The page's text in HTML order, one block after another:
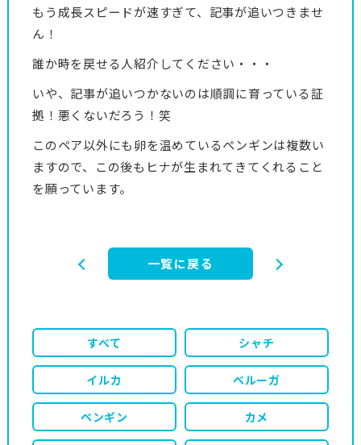
もう成長スピードが速すぎて、記事が追いつきませ
ん！
誰か時を戻せる人紹介してください・・・
いや、記事が追いつかないのは順調に育っている証
拠！悪くないだろう！笑
このペア以外にも卵を温めているペンギンは複数い
ますので、この後もヒナが生まれてきてくれること
を願っています。
一覧に戻る
すべて シャチ
イルカ ベルーガ
ペンギン カメ